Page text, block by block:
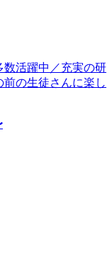
数活躍中／充実の研
の生徒さんに楽し